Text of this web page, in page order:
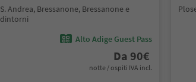
S. Andrea, Bressanone, Bressanone e
dintorni
Alto Adige Guest Pass
Da 90€
notte / ospiti IVA incl.